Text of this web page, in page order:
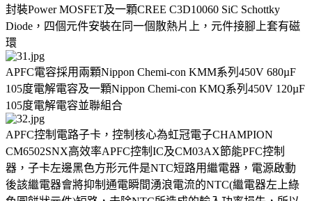
封裝Power MOSFET及一顆CREE C3D10060 SiC Schottky
Diode，四個元件安裝在同一個散熱片上，元件接腳上套有磁
環
APFC電容採用兩顆Nippon Chemi-con KMM系列450V 680µF
105度電解電容及一顆Nippon Chemi-con KMQ系列450V 120µF
105度電解電容並聯組合
APFC控制電路子卡，控制核心為虹冠電子CHAMPION
CM6502SNX高效率APFC控制IC及CM03AX節能PFC控制
器，子卡左邊黑色方形元件是NTC短路用繼電器，電源啟動
後該繼電器會將抑制通電瞬間湧浪電流的NTC(繼電器左上綠